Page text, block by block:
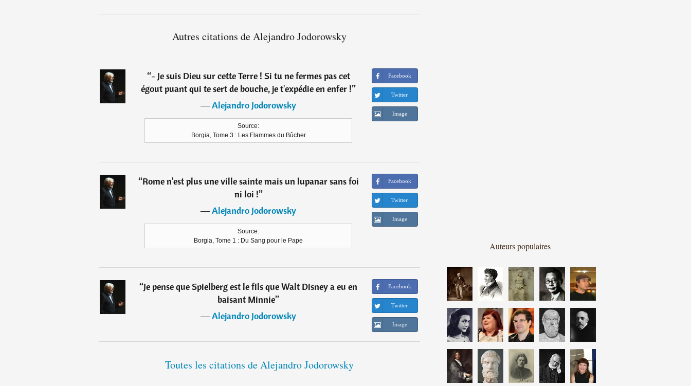
Autres citations de Alejandro Jodorowsky
“- Je suis Dieu sur cette Terre ! Si tu ne fermes pas cet
égout puant qui te sert de bouche, je t'expédie en enfer !”
―Alejandro Jodorowsky
Source:
Borgia, Tome 3 : Les Flammes du Bûcher
Facebook
Twitter
Image
“Rome n'est plus une ville sainte mais un lupanar sans foi
ni loi !”
―Alejandro Jodorowsky
Source:
Borgia, Tome 1 : Du Sang pour le Pape
Facebook
Twitter
Image
“Je pense que Spielberg est le fils que Walt Disney a eu en
baisant Minnie”
―Alejandro Jodorowsky
Facebook
Twitter
Image
Toutes les citations de Alejandro Jodorowsky
Auteurs populaires